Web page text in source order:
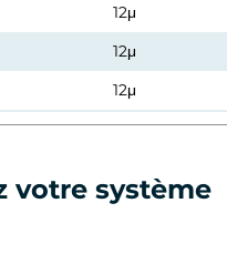
12μ
12μ
12μ
12μ
votre système